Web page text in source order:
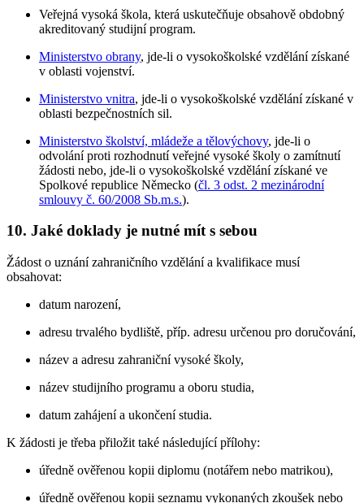
Veřejná vysoká škola, která uskutečňuje obsahově obdobný
akreditovaný studijní program.
Ministerstvo obrany, jde-li o vysokoškolské vzdělání získané
v oblasti vojenství.
Ministerstvo vnitra, jde-li o vysokoškolské vzdělání získané v
oblasti bezpečnostních sil.
Ministerstvo školství, mládeže a tělovýchovy, jde-li o
odvolání proti rozhodnutí veřejné vysoké školy o zamítnutí
žádosti nebo, jde-li o vysokoškolské vzdělání získané ve
Spolkové republice Německo (čl. 3 odst. 2 mezinárodní
smlouvy č. 60/2008 Sb.m.s.).
10. Jaké doklady je nutné mít s sebou
Žádost o uznání zahraničního vzdělání a kvalifikace musí
obsahovat:
datum narození,
adresu trvalého bydliště, příp. adresu určenou pro doručování,
název a adresu zahraniční vysoké školy,
název studijního programu a oboru studia,
datum zahájení a ukončení studia.
K žádosti je třeba přiložit také následující přílohy:
úředně ověřenou kopii diplomu (notářem nebo matrikou),
úředně ověřenou kopii seznamu vykonaných zkoušek nebo